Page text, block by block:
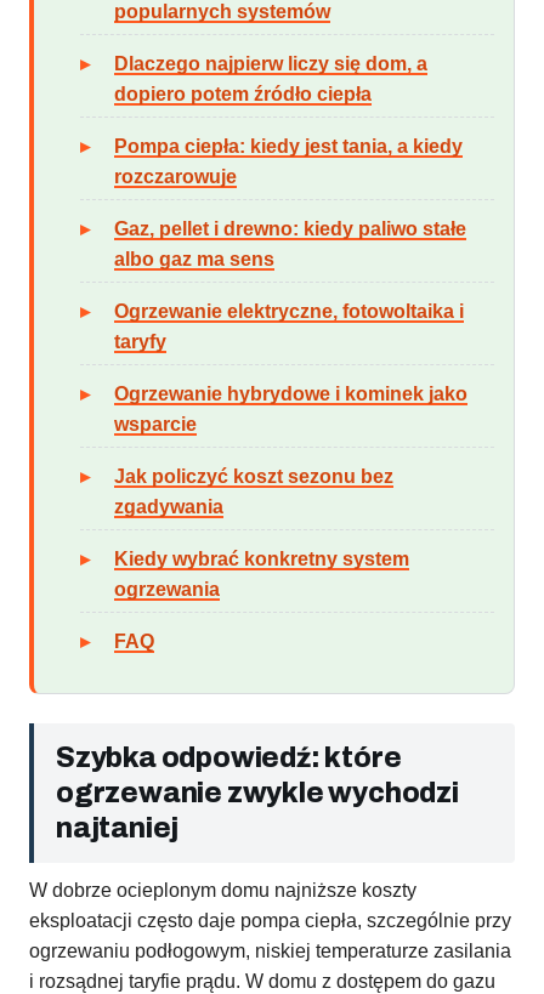
popularnych systemów
Dlaczego najpierw liczy się dom, a
dopiero potem źródło ciepła
Pompa ciepła: kiedy jest tania, a kiedy
rozczarowuje
Gaz, pellet i drewno: kiedy paliwo stałe
albo gaz ma sens
Ogrzewanie elektryczne, fotowoltaika i
taryfy
Ogrzewanie hybrydowe i kominek jako
wsparcie
Jak policzyć koszt sezonu bez
zgadywania
Kiedy wybrać konkretny system
ogrzewania
FAQ
Szybka odpowiedź: które
ogrzewanie zwykle wychodzi
najtaniej
W dobrze ocieplonym domu najniższe koszty
eksploatacji często daje pompa ciepła, szczególnie przy
ogrzewaniu podłogowym, niskiej temperaturze zasilania
i rozsądnej taryfie prądu. W domu z dostępem do gazu